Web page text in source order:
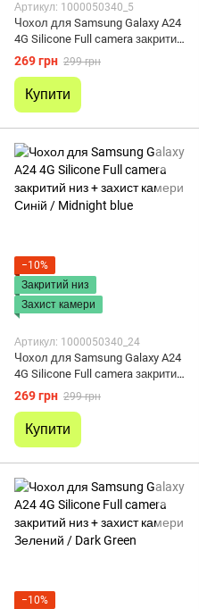
Артикул: 1000050340_5
Чохол для Samsung Galaxy A24
4G Silicone Full camera закритий
низ + захист камери Бордовий /
Marsala
269 грн 299 грн
Купити
−10%
Закритий низ
Захист камери
Артикул: 1000050340_24
Чохол для Samsung Galaxy A24
4G Silicone Full camera закритий
низ + захист камери Синій /
Midnight blue
269 грн 299 грн
Купити
−10%